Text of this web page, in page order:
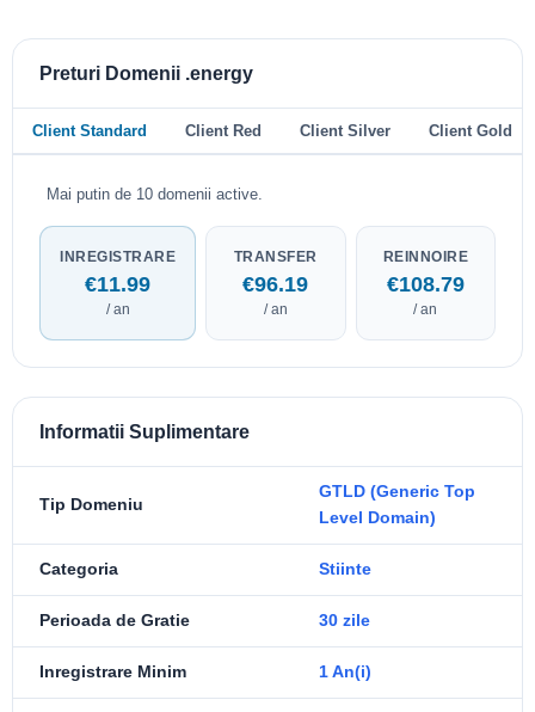
Preturi Domenii .energy
Client Standard Client Red Client Silver Client Gold
Mai putin de 10 domenii active.
INREGISTRARE
€11.99
/ an
TRANSFER
€96.19
/ an
REINNOIRE
€108.79
/ an
Informatii Suplimentare
Tip Domeniu
GTLD (Generic Top
Level Domain)
Categoria Stiinte
Perioada de Gratie 30 zile
Inregistrare Minim 1 An(i)